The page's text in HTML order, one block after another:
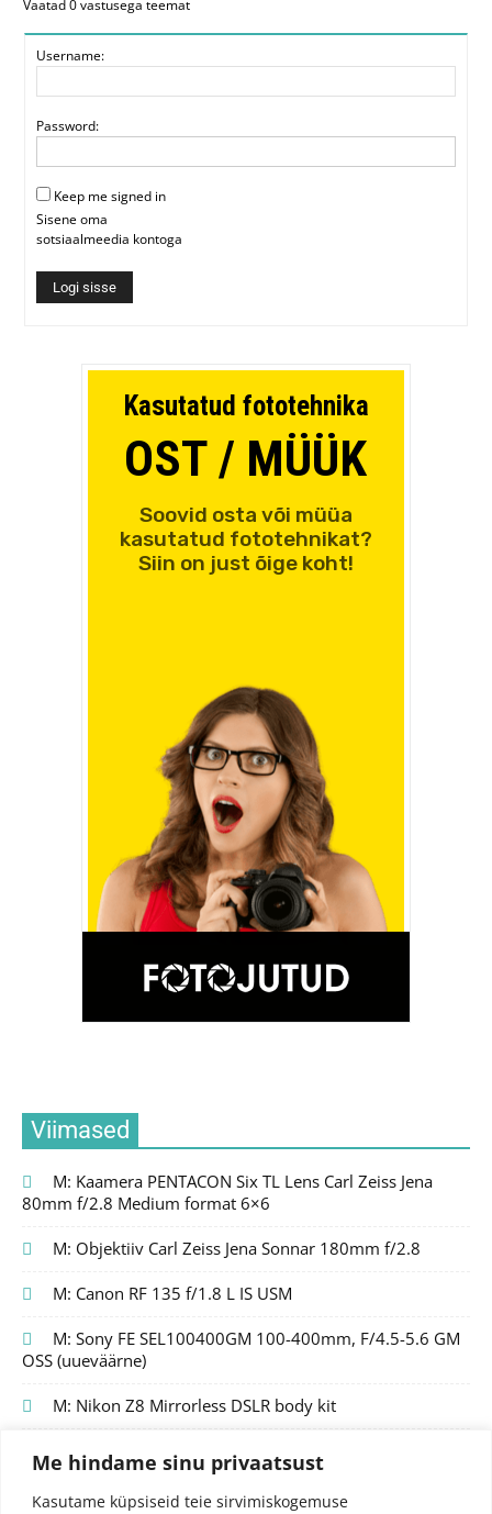
Me hindame sinu privaatsust
Kasutame küpsiseid teie sirvimiskogemuse
Vaatad 0 vastusega teemat
Username:
Password:
Keep me signed in
Sisene oma
sotsiaalmeedia kontoga
Logi sisse
Viimased
M: Kaamera PENTACON Six TL Lens Carl Zeiss Jena
80mm f/2.8 Medium format 6×6
M: Objektiiv Carl Zeiss Jena Sonnar 180mm f/2.8
M: Canon RF 135 f/1.8 L IS USM
M: Sony FE SEL100400GM 100-400mm, F/4.5-5.6 GM
OSS (uueväärne)
M: Nikon Z8 Mirrorless DSLR body kit